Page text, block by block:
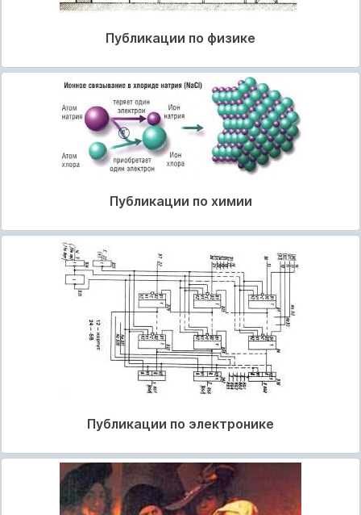
Публикации по физике
Публикации по химии
Публикации по электронике